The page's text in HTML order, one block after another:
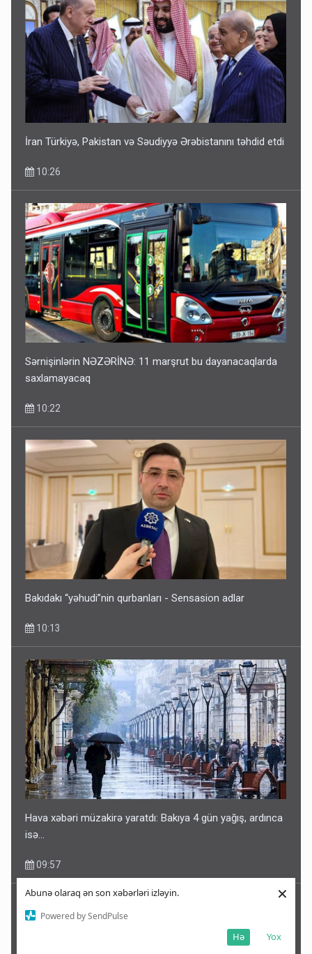
Abunə olaraq ən son xəbərləri izləyin.
Powered by SendPulse
Yox
Hə
×
İran Türkiyə, Pakistan və Səudiyyə Ərəbistanını təhdid etdi
10:26
Sərnişinlərin NƏZƏRİNƏ: 11 marşrut bu dayanacaqlarda
saxlamayacaq
10:22
Bakıdakı “yəhudi”nin qurbanları - Sensasion adlar
10:13
Hava xəbəri müzakirə yaratdı: Bakıya 4 gün yağış, ardınca
isə…
09:57